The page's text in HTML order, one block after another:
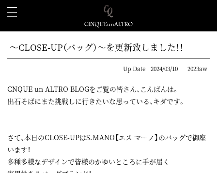
～CLOSE-UP（バッグ）～を更新致しました！！
Up Date 2024/03/10 2023aw
CNQUE un ALTRO BLOGをご覧の皆さん、こんばんは。
出石そばにまた挑戦しに行きたいな思っている、キダです。
さて、本日のCLOSE-UPはS.MANO【エス マーノ】のバッグで御座
います！
多種多様なデザインで皆様のかゆいところに手が届く